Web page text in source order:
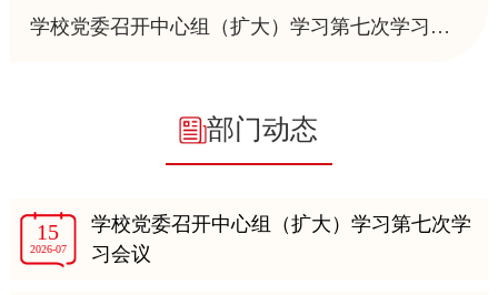
学校党委召开中心组（扩大）学习第七次学习会议
部门动态
15
2026-07
学校党委召开中心组（扩大）学习第七次学
习会议